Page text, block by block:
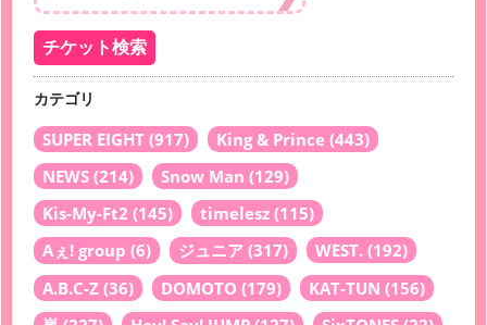
カテゴリ
SUPER EIGHT (917) King & Prince (443)
NEWS (214) Snow Man (129)
Kis-My-Ft2 (145) timelesz (115)
Aぇ! group (6) ジュニア (317) WEST. (192)
A.B.C-Z (36) DOMOTO (179) KAT-TUN (156)